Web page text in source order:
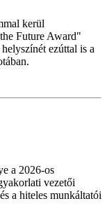
kerül
Future Award"
ezúttal is a
a 2026-os
vezetői
a hiteles munkáltatói